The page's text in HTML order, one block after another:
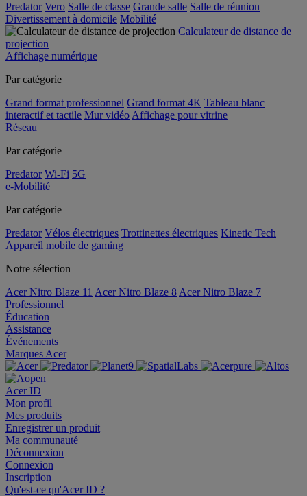
Predator Vero Salle de classe Grande salle Salle de réunion
Divertissement à domicile Mobilité
Calculateur de distance de
projection
Affichage numérique
Par catégorie
Grand format professionnel Grand format 4K Tableau blanc
interactif et tactile Mur vidéo Affichage pour vitrine
Réseau
Par catégorie
Predator Wi-Fi 5G
e-Mobilité
Par catégorie
Predator Vélos électriques Trottinettes électriques Kinetic Tech
Appareil mobile de gaming
Notre sélection
Acer Nitro Blaze 11 Acer Nitro Blaze 8 Acer Nitro Blaze 7
Professionnel
Éducation
Assistance
Événements
Marques Acer
Acer ID
Mon profil
Mes produits
Enregistrer un produit
Ma communauté
Déconnexion
Connexion
Inscription
Qu'est-ce qu'Acer ID ?